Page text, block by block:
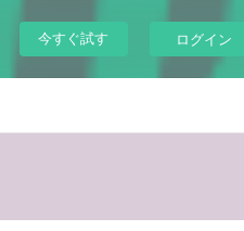
今すぐ試す ログイン